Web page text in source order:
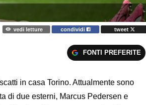
vedi letture condividi tweet
FONTI PREFERITE
in casa Torino. Attualmente sono
di due esterni, Marcus Pedersen e